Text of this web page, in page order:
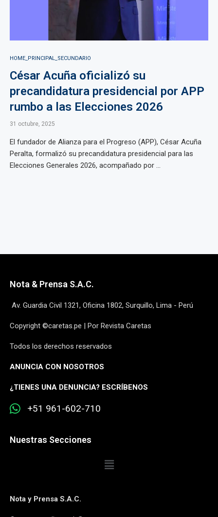
HOME_PRINCIPAL_SECUNDARIO
César Acuña oficializó su
precandidatura presidencial por APP
rumbo a las Elecciones 2026
31 octubre, 2025
El fundador de Alianza para el Progreso (APP), César Acuña
Peralta, formalizó su precandidatura presidencial para las
Elecciones Generales 2026, acompañado por ...
Nota & Prensa S.A.C.
Av. Guardia Civil 1321, Oficina 1802, Surquillo, Lima - Perú
Copyright ©caretas.pe | Por Revista Caretas
Todos los derechos reservados
ANUNCIA CON NOSOTROS
¿TIENES UNA DENUNCIA? ESCRÍBENOS
+51 961-602-710
Nuestras Secciones
Nota y Prensa S.A.C.